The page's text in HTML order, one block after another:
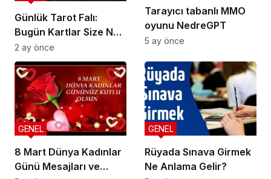
Günlük Tarot Falı:
Bugün Kartlar Size Ne
Söylüyor?
2 ay önce
Tarayıcı tabanlı MMO
oyunu NedreGPT
5 ay önce
8 Mart Dünya Kadınlar
Günü Mesajları ve
GENEL
Rüyada Sınava Girmek
Ne Anlama Gelir?
GENEL